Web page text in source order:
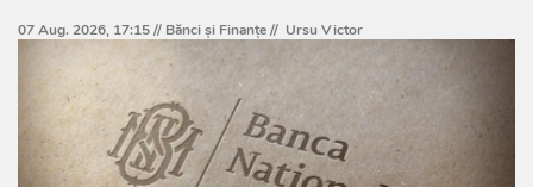
07 Aug. 2026, 17:15 // Bănci şi Finanţe// Ursu Victor